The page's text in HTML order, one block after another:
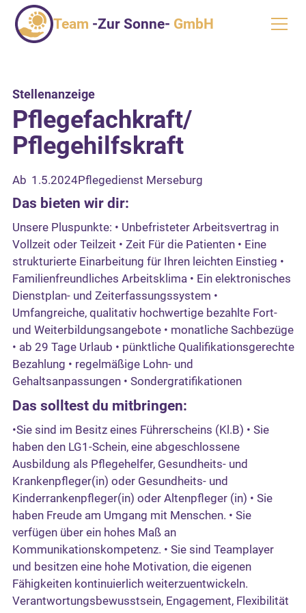
Team -Zur Sonne- GmbH
Stellenanzeige
Pflegefachkraft/
Pflegehilfskraft
Ab 1.5.2024Pflegedienst Merseburg
Das bieten wir dir:
Unsere Pluspunkte: • Unbefristeter Arbeitsvertrag in
Vollzeit oder Teilzeit • Zeit Für die Patienten • Eine
strukturierte Einarbeitung für Ihren leichten Einstieg •
Familienfreundliches Arbeitsklima • Ein elektronisches
Dienstplan- und Zeiterfassungssystem •
Umfangreiche, qualitativ hochwertige bezahlte Fort-
und Weiterbildungsangebote • monatliche Sachbezüge
• ab 29 Tage Urlaub • pünktliche Qualifikationsgerechte
Bezahlung • regelmäßige Lohn- und
Gehaltsanpassungen • Sondergratifikationen
Das solltest du mitbringen:
•Sie sind im Besitz eines Führerscheins (Kl.B) • Sie
haben den LG1-Schein, eine abgeschlossene
Ausbildung als Pflegehelfer, Gesundheits- und
Krankenpfleger(in) oder Gesundheits- und
Kinderrankenpfleger(in) oder Altenpfleger (in) • Sie
haben Freude am Umgang mit Menschen. • Sie
verfügen über ein hohes Maß an
Kommunikationskompetenz. • Sie sind Teamplayer
und besitzen eine hohe Motivation, die eigenen
Fähigkeiten kontinuierlich weiterzuentwickeln.
Verantwortungsbewusstsein, Engagement, Flexibilität